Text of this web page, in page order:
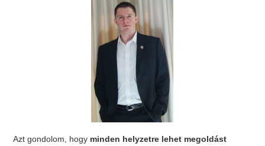
Azt gondolom, hogy minden helyzetre lehet megoldást